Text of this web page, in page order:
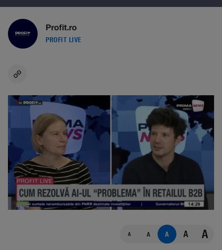
Profit.ro
PROFIT LIVE
A A A A
A